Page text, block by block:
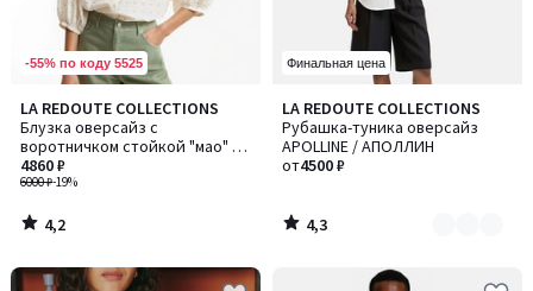
-55% по коду 5525
LA REDOUTE COLLECTIONS
Блузка оверсайз с
воротничком стойкой "мао" из
хлопка с вышивкой, BERTHE /
БЕРТЕ
6000 ₽-19%
4860 ₽
4,2
/ 5
4,2
/
Финальная цена
LA REDOUTE COLLECTIONS
Рубашка-туника оверсайз
APOLLINE / АПОЛЛИН
от4500 ₽
4,3
/ 5
Количество
цветов:
2
4,3
/